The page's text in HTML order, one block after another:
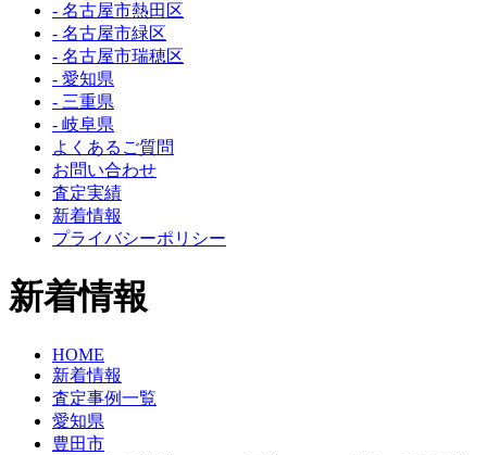
- 名古屋市熱田区
- 名古屋市緑区
- 名古屋市瑞穂区
- 愛知県
- 三重県
- 岐阜県
よくあるご質問
お問い合わせ
査定実績
新着情報
プライバシーポリシー
新着情報
HOME
新着情報
査定事例一覧
愛知県
豊田市